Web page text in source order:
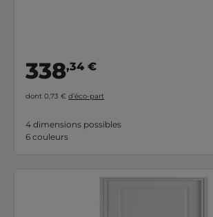
338,34 €
dont 0,73 € d’éco-part
4 dimensions possibles
6 couleurs